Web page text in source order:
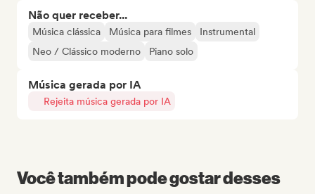
Não quer receber...
Música clássica Música para filmes
Instrumental
Neo / Clássico moderno
Piano solo
Música gerada por IA
Rejeita música gerada por IA
Você também pode gostar desses